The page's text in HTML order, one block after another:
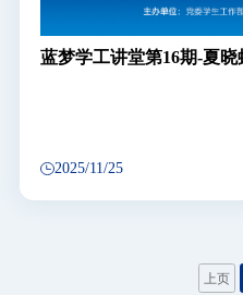
蓝梦学工讲堂第16期-夏
2025/11/25
上页